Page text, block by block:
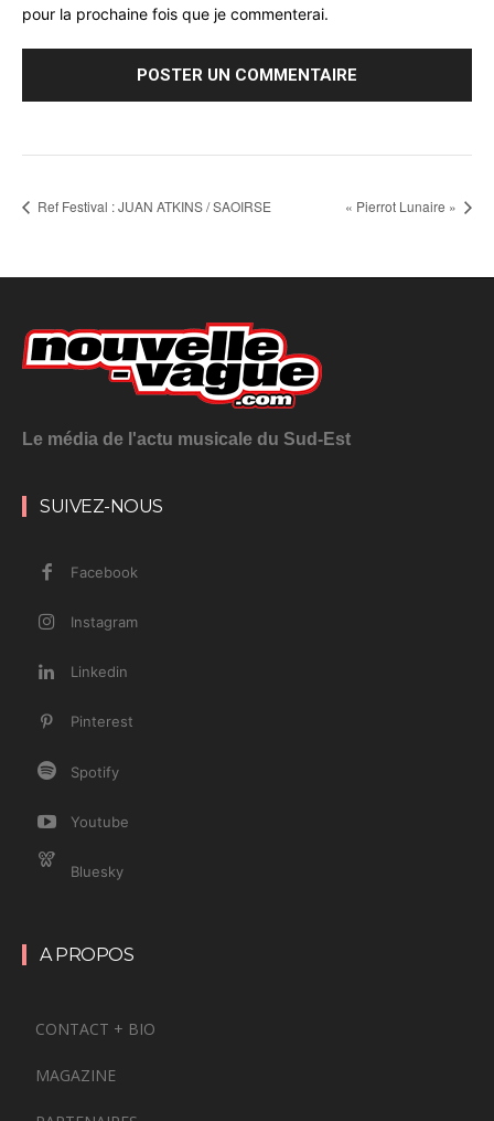
pour la prochaine fois que je commenterai.
Ref Festival : JUAN ATKINS / SAOIRSE « Pierrot Lunaire »
Le média de l'actu musicale du Sud-Est
SUIVEZ-NOUS
Facebook
Instagram
Linkedin
Pinterest
Spotify
Youtube
Bluesky
A PROPOS
CONTACT + BIO
MAGAZINE